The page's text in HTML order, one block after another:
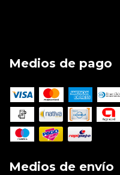
Medios de pago
Medios de envío